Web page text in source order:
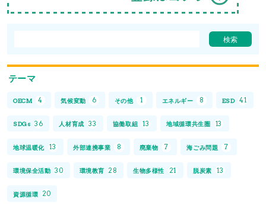
テーマ
OECM 4 気候変動 6 その他 1 エネルギー 8 ESD 41
SDGs 36 人材育成 33 協働取組 13 地域循環共生圏 13
地球温暖化 13 外部連携事業 8 廃棄物 7 海ごみ問題 7
環境保全活動 30 環境教育 28 生物多様性 21 脱炭素 13
資源循環 20